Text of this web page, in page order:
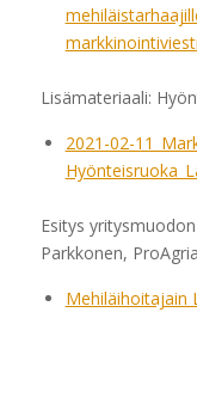
Lisämateriaali:
2021-02-
Esitys
Parkkonen, ProAgria
Mehiläihoitajain